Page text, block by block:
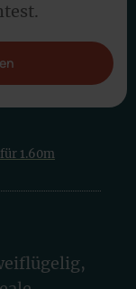
1.60m